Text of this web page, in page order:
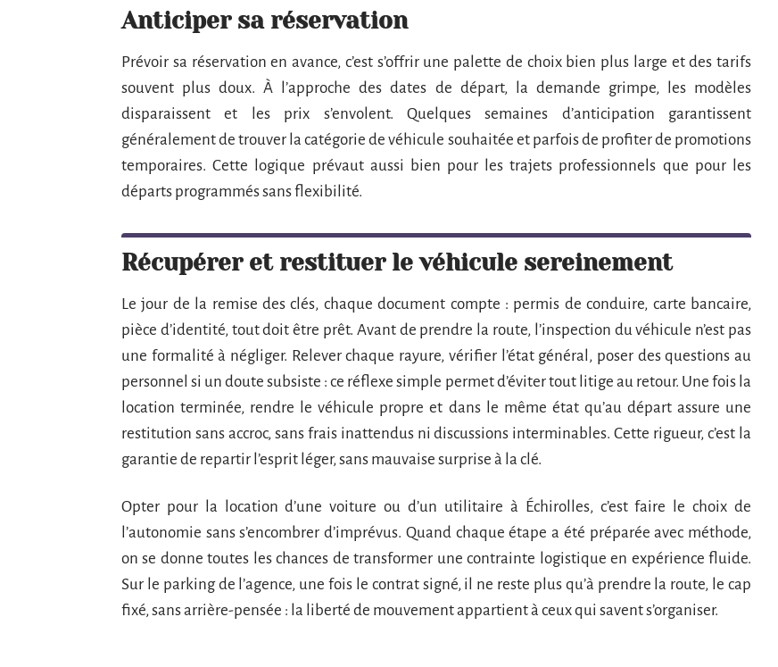
Anticiper sa réservation
Prévoir sa réservation en avance, c’est s’offrir une palette de choix bien plus large et des tarifs
souvent plus doux. À l’approche des dates de départ, la demande grimpe, les modèles
disparaissent et les prix s’envolent. Quelques semaines d’anticipation garantissent
généralement de trouver la catégorie de véhicule souhaitée et parfois de profiter de promotions
temporaires. Cette logique prévaut aussi bien pour les trajets professionnels que pour les
départs programmés sans flexibilité.
Récupérer et restituer le véhicule sereinement
Le jour de la remise des clés, chaque document compte : permis de conduire, carte bancaire,
pièce d’identité, tout doit être prêt. Avant de prendre la route, l’inspection du véhicule n’est pas
une formalité à négliger. Relever chaque rayure, vérifier l’état général, poser des questions au
personnel si un doute subsiste : ce réflexe simple permet d’éviter tout litige au retour. Une fois la
location terminée, rendre le véhicule propre et dans le même état qu’au départ assure une
restitution sans accroc, sans frais inattendus ni discussions interminables. Cette rigueur, c’est la
garantie de repartir l’esprit léger, sans mauvaise surprise à la clé.
Opter pour la location d’une voiture ou d’un utilitaire à Échirolles, c’est faire le choix de
l’autonomie sans s’encombrer d’imprévus. Quand chaque étape a été préparée avec méthode,
on se donne toutes les chances de transformer une contrainte logistique en expérience fluide.
Sur le parking de l’agence, une fois le contrat signé, il ne reste plus qu’à prendre la route, le cap
fixé, sans arrière-pensée : la liberté de mouvement appartient à ceux qui savent s’organiser.